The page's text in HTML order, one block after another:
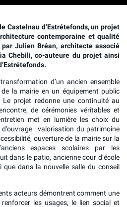
Castelnau d’Estrétefonds, un projet
contemporaine et qualité
Julien Bréan, architecte associé
Chebili, co-auteure du projet ainsi
d’un ancien ensemble
la mairie en un équipement public
Le projet redonne une continuité au
de cérémonies véritables et
met en lumière les choix du
: valorisation du patrimoine
ouverture de la mairie sur la
espaces scolaires par les
dans le patio, ancienne cour d’école
que dans la nouvelle salle du conseil
acteurs démontrent comment une
les usages, le lien social et